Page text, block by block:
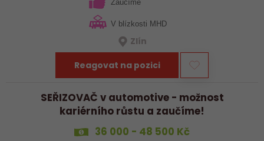
Zaučíme
V blízkosti MHD
Zlín
Reagovat na pozici
SEŘIZOVAČ v automotive - možnost
kariérního růstu a zaučíme!
36 000 - 48 500 Kč